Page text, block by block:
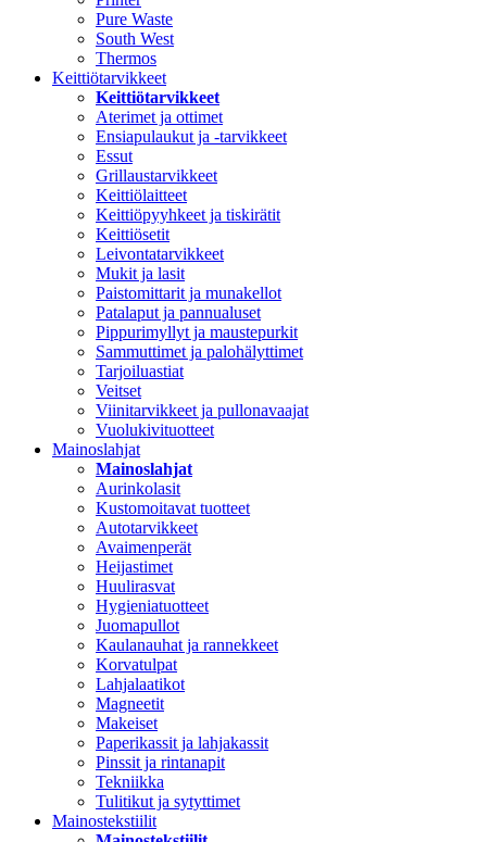
Pure Waste
South West
Thermos
Keittiötarvikkeet
Keittiötarvikkeet
Aterimet ja ottimet
Ensiapulaukut ja -tarvikkeet
Essut
Grillaustarvikkeet
Keittiölaitteet
Keittiöpyyhkeet ja tiskirätit
Keittiösetit
Leivontatarvikkeet
Mukit ja lasit
Paistomittarit ja munakellot
Patalaput ja pannualuset
Pippurimyllyt ja maustepurkit
Sammuttimet ja palohälyttimet
Tarjoiluastiat
Veitset
Viinitarvikkeet ja pullonavaajat
Vuolukivituotteet
Mainoslahjat
Mainoslahjat
Aurinkolasit
Kustomoitavat tuotteet
Autotarvikkeet
Avaimenperät
Heijastimet
Huulirasvat
Hygieniatuotteet
Juomapullot
Kaulanauhat ja rannekkeet
Korvatulpat
Lahjalaatikot
Magneetit
Makeiset
Paperikassit ja lahjakassit
Pinssit ja rintanapit
Tekniikka
Tulitikut ja sytyttimet
Mainostekstiilit